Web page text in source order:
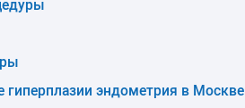
гиперплазии эндометрия в Москве